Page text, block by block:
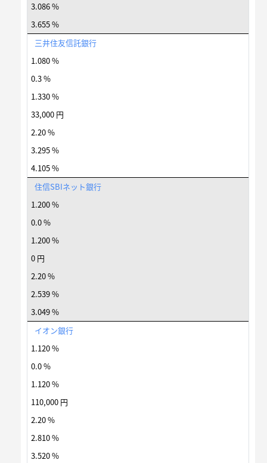
3.086 %
3.655 %
三井住友信託銀行
1.080 %
0.3 %
1.330 %
33,000 円
2.20 %
3.295 %
4.105 %
住信SBIネット銀行
1.200 %
0.0 %
1.200 %
0 円
2.20 %
2.539 %
3.049 %
イオン銀行
1.120 %
0.0 %
1.120 %
110,000 円
2.20 %
2.810 %
3.520 %